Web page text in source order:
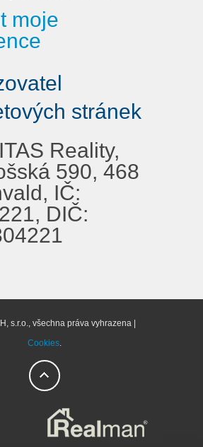
moje
stránek
Reality,
590, 468
IČ:
DIČ:
s.r.o., všechna práva vyhrazena |
Cookies